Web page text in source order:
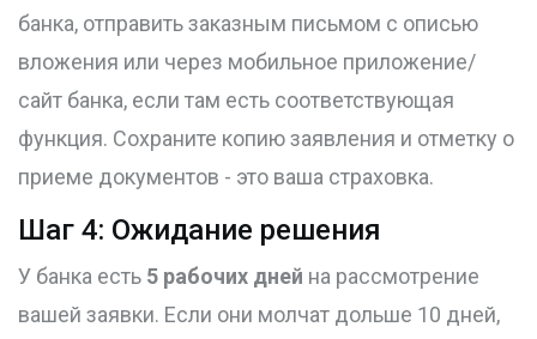
банка, отправить заказным письмом с описью
вложения или через мобильное приложение/
сайт банка, если там есть соответствующая
функция. Сохраните копию заявления и отметку о
приеме документов - это ваша страховка.
Шаг 4: Ожидание решения
У банка есть 5 рабочих дней на рассмотрение
вашей заявки. Если они молчат дольше 10 дней,